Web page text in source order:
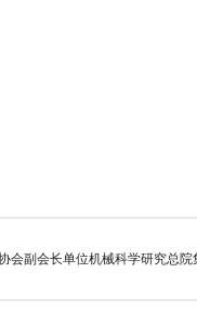
副会长单位机械科学研究总